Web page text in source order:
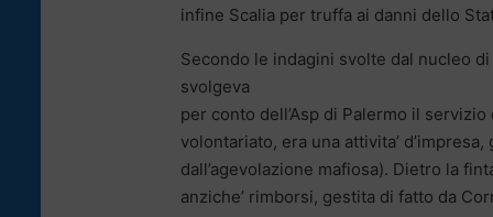
infine Scalia per truffa ai danni dello
Secondo le indagini svolte dal nucleo
svolgeva
per conto dell’Asp di Palermo il
volontariato, era una attivita’
dall’agevolazione mafiosa). Dietro la
anziche’ rimborsi, gestita di fatto da